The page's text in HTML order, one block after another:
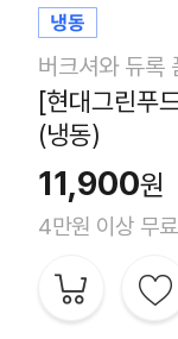
버크셔와 듀록
[현대그린푸
(냉동)
11,900원
4만원 이상 무